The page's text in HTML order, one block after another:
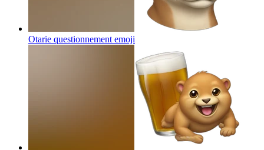
Otarie questionnement emoji